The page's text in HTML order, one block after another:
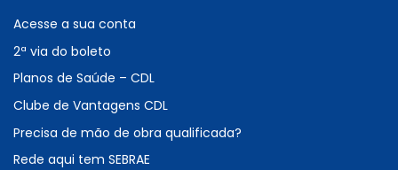
Acesse a sua conta
2ª via do boleto
Planos de Saúde – CDL
Clube de Vantagens CDL
Precisa de mão de obra qualificada?
Rede aqui tem SEBRAE